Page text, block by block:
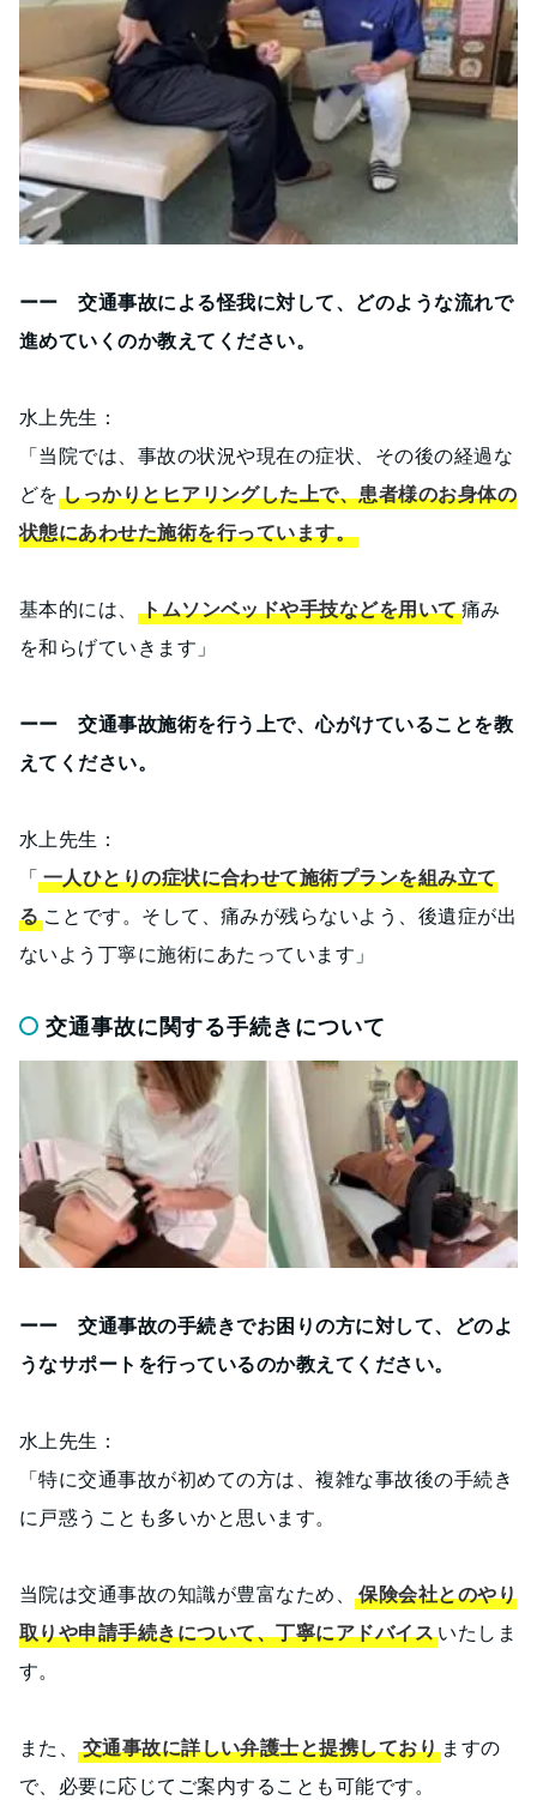
ーー 交通事故による怪我に対して、どのような流れで
進めていくのか教えてください。
水上先生：
「当院では、事故の状況や現在の症状、その後の経過な
どを しっかりとヒアリングした上で、患者様のお身体の
状態にあわせた施術を行っています。
基本的には、 トムソンベッドや手技などを用いて痛み
を和らげていきます」
ーー 交通事故施術を行う上で、心がけていることを教
えてください。
水上先生：
「一人ひとりの症状に合わせて施術プランを組み立て
ることです。そして、痛みが残らないよう、後遺症が出
ないよう丁寧に施術にあたっています」
交通事故に関する手続きについて
ーー 交通事故の手続きでお困りの方に対して、どのよ
うなサポートを行っているのか教えてください。
水上先生：
「特に交通事故が初めての方は、複雑な事故後の手続き
に戸惑うことも多いかと思います。
当院は交通事故の知識が豊富なため、保険会社とのやり
取りや申請手続きについて、丁寧にアドバイスいたしま
す。
また、交通事故に詳しい弁護士と提携しており ますの
で、必要に応じてご案内することも可能です。